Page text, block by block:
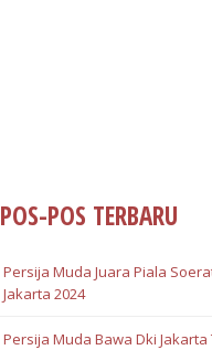
POS-POS TERBARU
Persija Muda Juara Piala
Jakarta 2024
Persija Muda Bawa Dki